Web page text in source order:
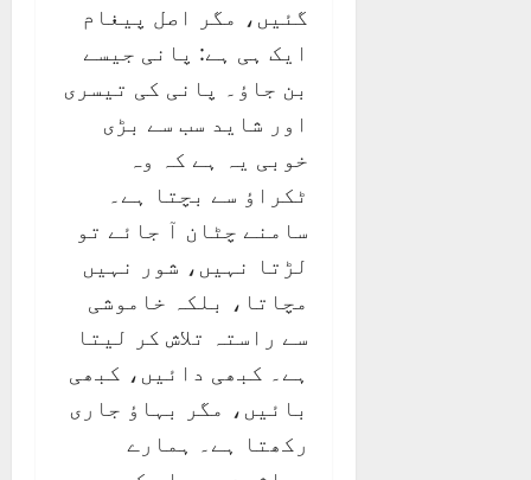
گئیں، مگر اصل پیغام
ایک ہی ہے: پانی جیسے
بن جاؤ۔ پانی کی تیسری
اور شاید سب سے بڑی
خوبی یہ ہے کہ وہ
ٹکراؤ سے بچتا ہے۔
سامنے چٹان آ جائے تو
لڑتا نہیں، شور نہیں
مچاتا، بلکہ خاموشی
سے راستہ تلاش کر لیتا
ہے۔ کبھی دائیں، کبھی
بائیں، مگر بہاؤ جاری
رکھتا ہے۔ ہمارے